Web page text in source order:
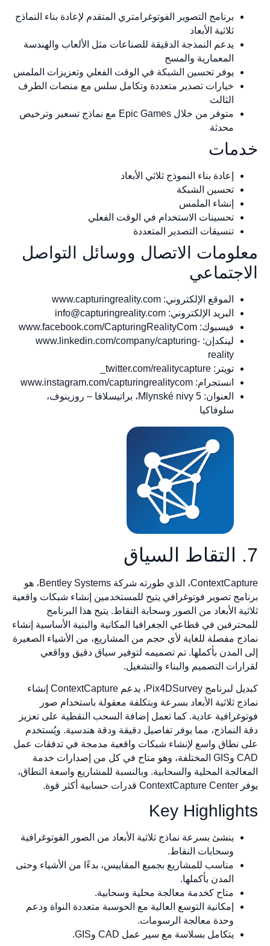
برنامج التصوير الفوتوغرامتري المتقدم لإعادة بناء النماذج
ثلاثية الأبعاد
يدعم النمذجة الدقيقة للصناعات مثل الألعاب والهندسة
المعمارية والمسح
يوفر تحسين الشبكة في الوقت الفعلي وتعزيزات الملمس
خيارات تصدير متعددة وتكامل سلس مع منصات الطرف
متوفر من خلال Epic Games مع نماذج تسعير وترخيص
إعادة بناء النموذج ثلاثي الأبعاد
تحسين الشبكة
إنشاء الملمس
تحسينات الاستخدام في الوقت الفعلي
تنسيقات التصدير المتعددة
الاتصال ووسائل التواصل
الموقع الإلكتروني: www.capturingreality.com
البريد الإلكتروني:info@capturingreality.com
فيسبوك: www.facebook.com/CapturingRealityCom
لينكدإن: www.linkedin.com/company/capturing-
تويتر: twitter.com/realitycapture_
انستجرام: www.instagram.com/capturingrealitycom
العنوان: Mlynské nivy 5، براتيسلافا – روزينوف،
سلوفاكيا
ContextCapture، الذي طورته شركة Bentley Systems، هو
تصوير فوتوغرافي يتيح للمستخدمين إنشاء شبكات واقعية
الأبعاد من الصور وسحابة النقاط. يتيح هذا البرنامج
في قطاعي الجغرافيا المكانية والبنية الأساسية إنشاء
مفصلة للغاية لأي حجم من المشاريع، من الأشياء الصغيرة
بأكملها. تم تصميمه لتوفير سياق دقيق وواقعي
التصميم والبناء والتشغيل.
كبديل لبرنامج Pix4DSurvey، يدعم ContextCapture إنشاء
ثلاثية الأبعاد بسرعة وبتكلفة معقولة باستخدام صور
عادية. كما تعمل إضافة السحب النقطية على تعزيز
مما يوفر تفاصيل دقيقة ودقة هندسية. ويُستخدم
نطاق واسع لإنشاء شبكات واقعية مدمجة في تدفقات عمل
CAD وGIS المختلفة، وهو متاح في كل من إصدارات خدمة
المحلية والسحابية. وبالنسبة للمشاريع واسعة النطاق،
Key
ينشئ بسرعة نماذج ثلاثية الأبعاد من الصور الفوتوغرافية
وسحابات النقاط.
مناسب للمشاريع بجميع المقاييس، بدءًا من الأشياء وحتى
المدن بأكملها.
متاح كخدمة معالجة محلية وسحابية.
إمكانية التوسع العالية مع الحوسبة متعددة النواة ودعم
وحدة معالجة الرسومات.
يتكامل بسلاسة مع سير عمل CAD وGIS.